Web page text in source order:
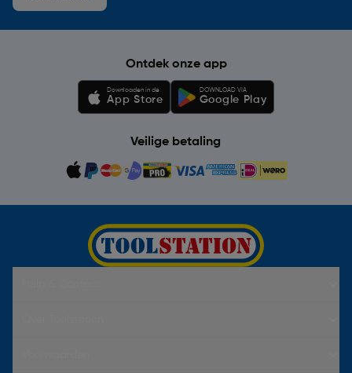
Ontdek onze app
Downloaden in de
App Store
DOWNLOAD VIA
Google Play
Veilige betaling